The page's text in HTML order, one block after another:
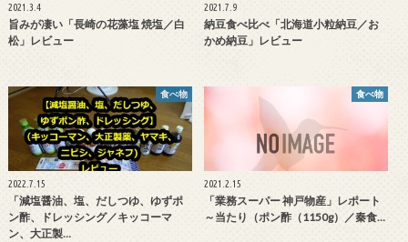
2021.3.4
旨みが凄い「長崎の花藻塩 焼塩／白
松」レビュー
2021.7.9
納豆食べ比べ「北海道小粒納豆／お
かめ納豆」レビュー
食べ物
2022.7.15
「減塩醤油、塩、だしつゆ、ゆずポ
ン酢、ドレッシング／キッコーマ
ン、大正製…
食べ物
2021.2.15
「業務スーパー 神戸物産」レポート
～当たり（ポン酢（1150g）／秦食…